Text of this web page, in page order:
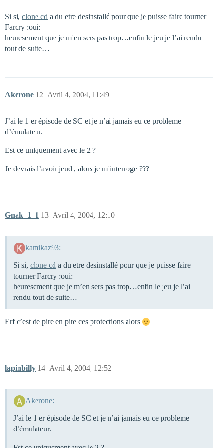
Si si, clone cd a du etre desinstallé pour que je puisse faire tourner
Farcry :oui:
heuresement que je m’en sers pas trop…enfin le jeu je l’ai rendu
tout de suite…
Akerone Avril 4, 2004, 11:49
12
J’ai le 1 er épisode de SC et je n’ai jamais eu ce probleme
d’émulateur.
Est ce uniquement avec le 2 ?
Je devrais l’avoir jeudi, alors je m’interroge ???
Gnak_1_1 Avril 4, 2004, 12:10
13
kamikaz93:
Si si, clone cd a du etre desinstallé pour que je puisse faire
tourner Farcry :oui:
heuresement que je m’en sers pas trop…enfin le jeu je l’ai
rendu tout de suite…
Erf c’est de pire en pire ces protections alors
lapinbilly Avril 4, 2004, 12:52
14
Akerone:
J’ai le 1 er épisode de SC et je n’ai jamais eu ce probleme
d’émulateur.